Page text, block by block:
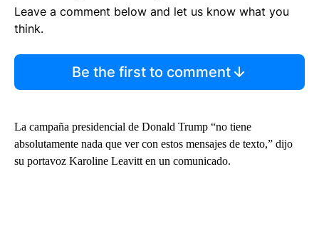
Leave a comment below and let us know what you
think.
Be the first to comment
La campaña presidencial de Donald Trump “no tiene
absolutamente nada que ver con estos mensajes de texto,” dijo
su portavoz Karoline Leavitt en un comunicado.